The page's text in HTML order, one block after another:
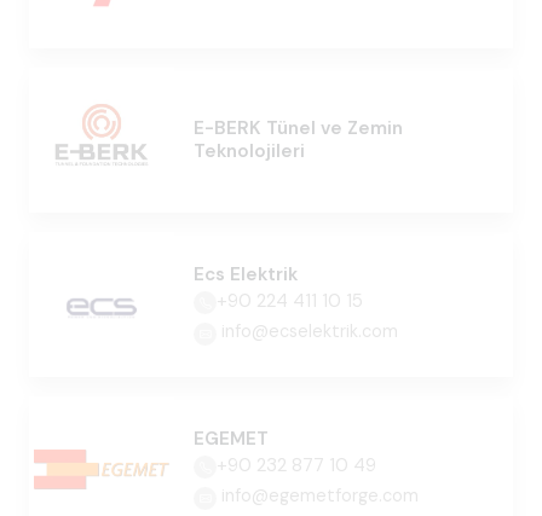
E-BERK Tünel ve Zemin
Teknolojileri
Ecs Elektrik
+90 224 411 10 15
info@ecselektrik.com
EGEMET
+90 232 877 10 49
info@egemetforge.com